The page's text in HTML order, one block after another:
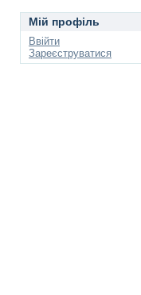
Мій профіль
Ввійти
Зареєструватися